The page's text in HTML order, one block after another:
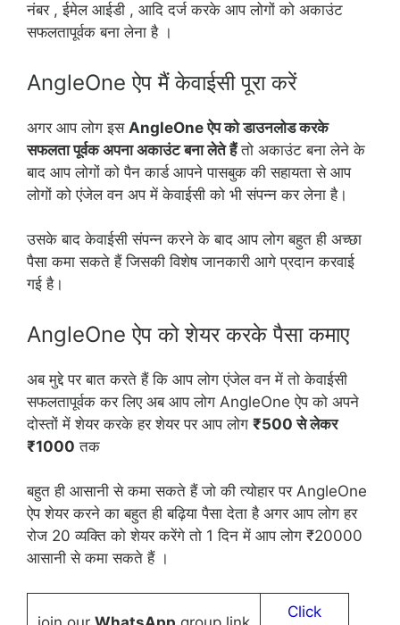
नंबर , ईमेल आईडी , आदि दर्ज करके आप लोगों को अकाउंट
सफलतापूर्वक बना लेना है ।
AngleOne ऐप मैं केवाईसी पूरा करें
अगर आप लोग इस AngleOne ऐप को डाउनलोड करके
सफलता पूर्वक अपना अकाउंट बना लेते हैंतो अकाउंट बना लेने के
बाद आप लोगों को पैन कार्ड आपने पासबुक की सहायता से आप
लोगों को एंजेल वन अप में केवाईसी को भी संपन्न कर लेना है।
उसके बाद केवाईसी संपन्न करने के बाद आप लोग बहुत ही अच्छा
पैसा कमा सकते हैं जिसकी विशेष जानकारी आगे प्रदान करवाई
गई है।
AngleOne ऐप को शेयर करके पैसा कमाए
अब मुद्दे पर बात करते हैं कि आप लोग एंजेल वन में तो केवाईसी
सफलतापूर्वक कर लिए अब आप लोग AngleOne ऐप को अपने
दोस्तों में शेयर करके हर शेयर पर आप लोग ₹500 से लेकर
₹1000 तक
बहुत ही आसानी से कमा सकते हैं जो की त्योहार पर AngleOne
ऐप शेयर करने का बहुत ही बढ़िया पैसा देता है अगर आप लोग हर
रोज 20 व्यक्ति को शेयर करेंगे तो 1 दिन में आप लोग ₹20000
आसानी से कमा सकते हैं ।
Click